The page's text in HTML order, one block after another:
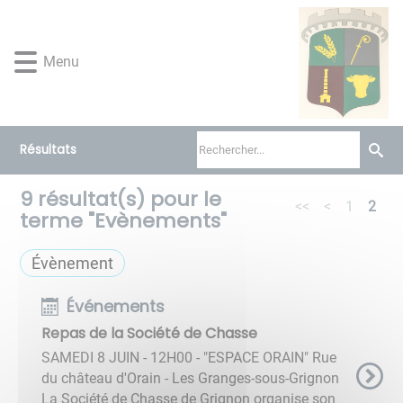
rapide
au
rapide
au
rapide
rapide
au
Menu
Résultats
9 résultat(s) pour le
terme "Evènements"
<< < 1 2
Évènement
Événements
Repas de la Société de Chasse
SAMEDI 8 JUIN - 12H00 - "ESPACE ORAIN" Rue
du château d'Orain - Les Granges-sous-Grignon
La Société de Chasse de Grignon organise son